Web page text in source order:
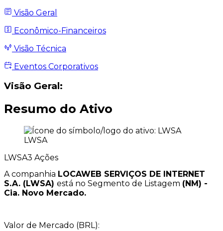
Visão Geral
Econômico-Financeiros
Visão Técnica
Eventos Corporativos
Visão Geral:
Resumo do Ativo
LWSA
LWSA3 Ações
A companhia LOCAWEB SERVIÇOS DE INTERNET
S.A. (LWSA) está no Segmento de Listagem (NM) -
Cia. Novo Mercado.
Valor de Mercado (BRL):